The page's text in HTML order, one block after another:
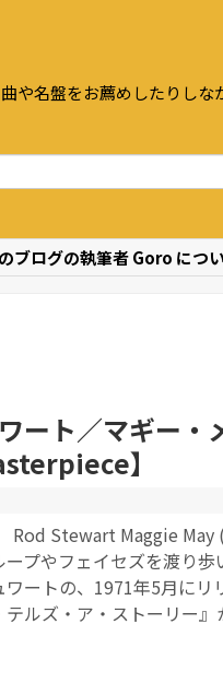
や名盤をお薦めしたりし
ブログの執筆者 Goro につ
ート／マギー・
】
Rod Stewart Maggie
プやフェイセズを渡り歩
ートの、1971年5月にリ
テルズ・ア・ストーリー